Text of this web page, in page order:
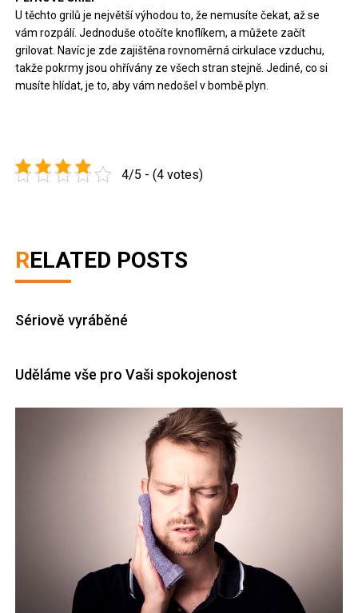
U těchto grilů je největší výhodou to, že nemusíte čekat, až se
vám rozpálí. Jednoduše otočíte knoflíkem, a můžete začít
grilovat. Navíc je zde zajištěna rovnoměrná cirkulace vzduchu,
takže pokrmy jsou ohřívány ze všech stran stejně. Jediné, co si
musíte hlídat, je to, aby vám nedošel v bombě plyn.
4/5 - (4 votes)
RELATED POSTS
Sériově vyráběné
Uděláme vše pro Vaši spokojenost